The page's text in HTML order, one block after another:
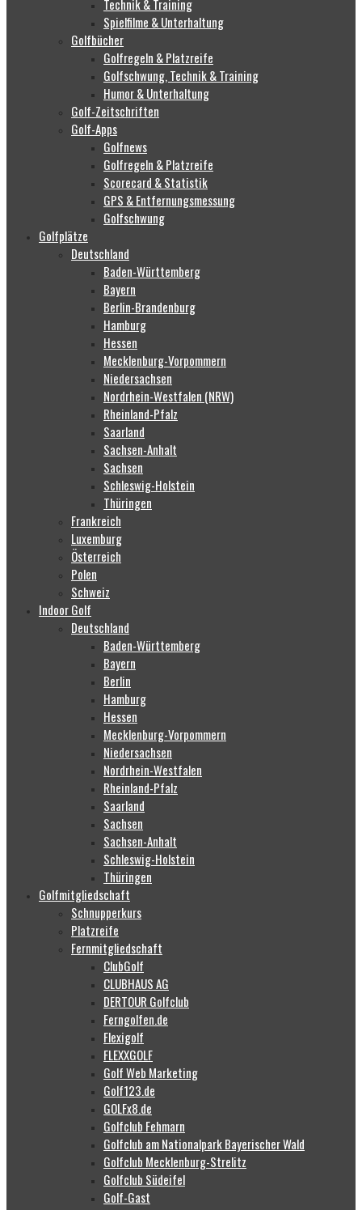
Technik & Training
Spielfilme & Unterhaltung
Golfbücher
Golfregeln & Platzreife
Golfschwung, Technik & Training
Humor & Unterhaltung
Golf-Zeitschriften
Golf-Apps
Golfnews
Golfregeln & Platzreife
Scorecard & Statistik
GPS & Entfernungsmessung
Golfschwung
Golfplätze
Deutschland
Baden-Württemberg
Bayern
Berlin-Brandenburg
Hamburg
Hessen
Mecklenburg-Vorpommern
Niedersachsen
Nordrhein-Westfalen (NRW)
Rheinland-Pfalz
Saarland
Sachsen-Anhalt
Sachsen
Schleswig-Holstein
Thüringen
Frankreich
Luxemburg
Österreich
Polen
Schweiz
Indoor Golf
Deutschland
Baden-Württemberg
Bayern
Berlin
Hamburg
Hessen
Mecklenburg-Vorpommern
Niedersachsen
Nordrhein-Westfalen
Rheinland-Pfalz
Saarland
Sachsen
Sachsen-Anhalt
Schleswig-Holstein
Thüringen
Golfmitgliedschaft
Schnupperkurs
Platzreife
Fernmitgliedschaft
ClubGolf
CLUBHAUS AG
DERTOUR Golfclub
Ferngolfen.de
Flexigolf
FLEXXGOLF
Golf Web Marketing
Golf123.de
GOLFx8.de
Golfclub Fehmarn
Golfclub am Nationalpark Bayerischer Wald
Golfclub Mecklenburg-Strelitz
Golfclub Südeifel
Golf-Gast